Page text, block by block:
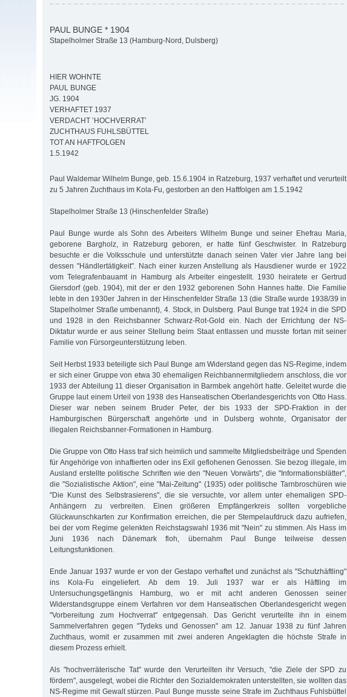
PAUL BUNGE * 1904
Stapelholmer Straße 13 (Hamburg-Nord, Dulsberg)
HIER WOHNTE
PAUL BUNGE
JG. 1904
VERHAFTET 1937
VERDACHT ’HOCHVERRAT’
ZUCHTHAUS FUHLSBÜTTEL
TOT AN HAFTFOLGEN
1.5.1942
Paul Waldemar Wilhelm Bunge, geb. 15.6.1904 in Ratzeburg, 1937 verhaftet und verurteilt
zu 5 Jahren Zuchthaus im Kola-Fu, gestorben an den Haftfolgen am 1.5.1942
Stapelholmer Straße 13 (Hinschenfelder Straße)
Paul Bunge wurde als Sohn des Arbeiters Wilhelm Bunge und seiner Ehefrau Maria,
geborene Bargholz, in Ratzeburg geboren, er hatte fünf Geschwister. In Ratzeburg
besuchte er die Volksschule und unterstützte danach seinen Vater vier Jahre lang bei
dessen "Händlertätigkeit". Nach einer kurzen Anstellung als Hausdiener wurde er 1922
vom Telegrafenbauamt in Hamburg als Arbeiter eingestellt. 1930 heiratete er Gertrud
Giersdorf (geb. 1904), mit der er den 1932 geborenen Sohn Hannes hatte. Die Familie
lebte in den 1930er Jahren in der Hinschenfelder Straße 13 (die Straße wurde 1938/39 in
Stapelholmer Straße umbenannt), 4. Stock, in Dulsberg. Paul Bunge trat 1924 in die SPD
und 1928 in den Reichsbanner Schwarz-Rot-Gold ein. Nach der Errichtung der NS-
Diktatur wurde er aus seiner Stellung beim Staat entlassen und musste fortan mit seiner
Familie von Fürsorgeunterstützung leben.
Seit Herbst 1933 beteiligte sich Paul Bunge am Widerstand gegen das NS-Regime, indem
er sich einer Gruppe von etwa 30 ehemaligen Reichbannermitgliedern anschloss, die vor
1933 der Abteilung 11 dieser Organisation in Barmbek angehört hatte. Geleitet wurde die
Gruppe laut einem Urteil von 1938 des Hanseatischen Oberlandesgerichts von Otto Hass.
Dieser war neben seinem Bruder Peter, der bis 1933 der SPD-Fraktion in der
Hamburgischen Bürgerschaft angehörte und in Dulsberg wohnte, Organisator der
illegalen Reichsbanner-Formationen in Hamburg.
Die Gruppe von Otto Hass traf sich heimlich und sammelte Mitgliedsbeiträge und Spenden
für Angehörige von inhaftierten oder ins Exil geflohenen Genossen. Sie bezog illegale, im
Ausland erstellte politische Schriften wie den "Neuen Vorwärts", die "Informationsblätter",
die "Sozialistische Aktion", eine "Mai-Zeitung" (1935) oder politische Tarnbroschüren wie
"Die Kunst des Selbstrasierens", die sie versuchte, vor allem unter ehemaligen SPD-
Anhängern zu verbreiten. Einen größeren Empfängerkreis sollten vorgebliche
Glückwunschkarten zur Konfirmation erreichen, die per Stempelaufdruck dazu aufriefen,
bei der vom Regime gelenkten Reichstagswahl 1936 mit "Nein" zu stimmen. Als Hass im
Juni 1936 nach Dänemark floh, übernahm Paul Bunge teilweise dessen
Leitungsfunktionen.
Ende Januar 1937 wurde er von der Gestapo verhaftet und zunächst als "Schutzhäftling"
ins Kola-Fu eingeliefert. Ab dem 19. Juli 1937 war er als Häftling im
Untersuchungsgefängnis Hamburg, wo er mit acht anderen Genossen seiner
Widerstandsgruppe einem Verfahren vor dem Hanseatischen Oberlandesgericht wegen
"Vorbereitung zum Hochverrat" entgegensah. Das Gericht verurteilte ihn in einem
Sammelverfahren gegen "Tydeks und Genossen" am 12. Januar 1938 zu fünf Jahren
Zuchthaus, womit er zusammen mit zwei anderen Angeklagten die höchste Strafe in
diesem Prozess erhielt.
Als "hochverräterische Tat" wurde den Verurteilten ihr Versuch, "die Ziele der SPD zu
fördern", ausgelegt, wobei die Richter den Sozialdemokraten unterstellten, sie wollten das
NS-Regime mit Gewalt stürzen. Paul Bunge musste seine Strafe im Zuchthaus Fuhlsbüttel